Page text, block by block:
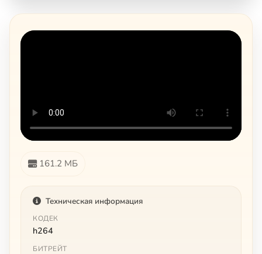
161.2 МБ
Техническая информация
КОДЕК
h264
БИТРЕЙТ